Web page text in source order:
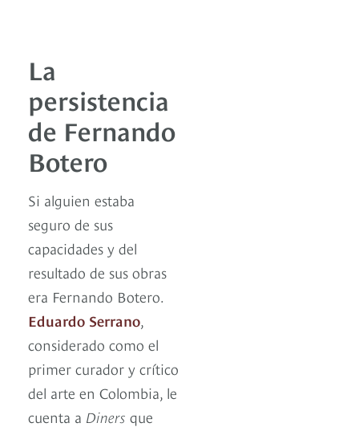
La
persistencia
de Fernando
Botero
Si alguien estaba
seguro de sus
capacidades y del
resultado de sus obras
era Fernando Botero.
Eduardo Serrano,
considerado como el
primer curador y crítico
del arte en Colombia, le
cuenta a Diners que